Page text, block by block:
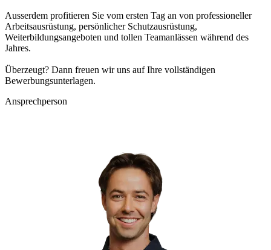
Ausserdem profitieren Sie vom ersten Tag an von professioneller
Arbeitsausrüstung, persönlicher Schutzausrüstung,
Weiterbildungsangeboten und tollen Teamanlässen während des
Jahres.
Überzeugt? Dann freuen wir uns auf Ihre vollständigen
Bewerbungsunterlagen.
Ansprechperson